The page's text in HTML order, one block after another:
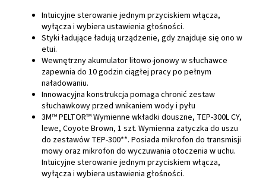
Intuicyjne sterowanie jednym przyciskiem włącza,
wyłącza i wybiera ustawienia głośności.
Styki ładujące ładują urządzenie, gdy znajduje się ono w
etui.
Wewnętrzny akumulator litowo-jonowy w słuchawce
zapewnia do 10 godzin ciągłej pracy po pełnym
naładowaniu.
Innowacyjna konstrukcja pomaga chronić zestaw
słuchawkowy przed wnikaniem wody i pyłu
3M™ PELTOR™ Wymienne wkładki douszne, TEP-300L CY,
lewe, Coyote Brown, 1 szt. Wymienna zatyczka do uszu
do zestawów TEP-300**. Posiada mikrofon do transmisji
mowy oraz mikrofon do wyczuwania otoczenia w uchu.
Intuicyjne sterowanie jednym przyciskiem włącza,
wyłącza i wybiera ustawienia głośności.